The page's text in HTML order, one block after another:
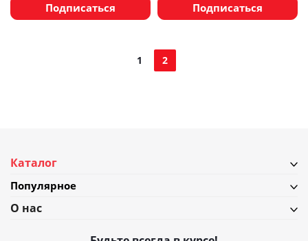
Подписаться Подписаться
1 2
Каталог
Популярное
О нас